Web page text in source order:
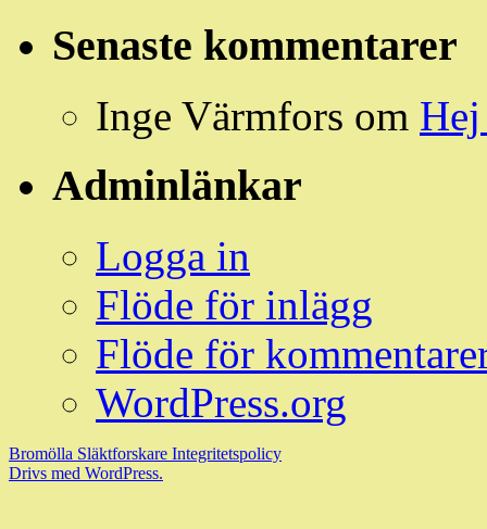
Senaste kommentarer
Inge Värmfors om
Adminlänkar
Logga in
Flöde för inlägg
Flöde för
WordPress.org
Bromölla Släktforskare Integritetspolicy
Drivs med WordPress.